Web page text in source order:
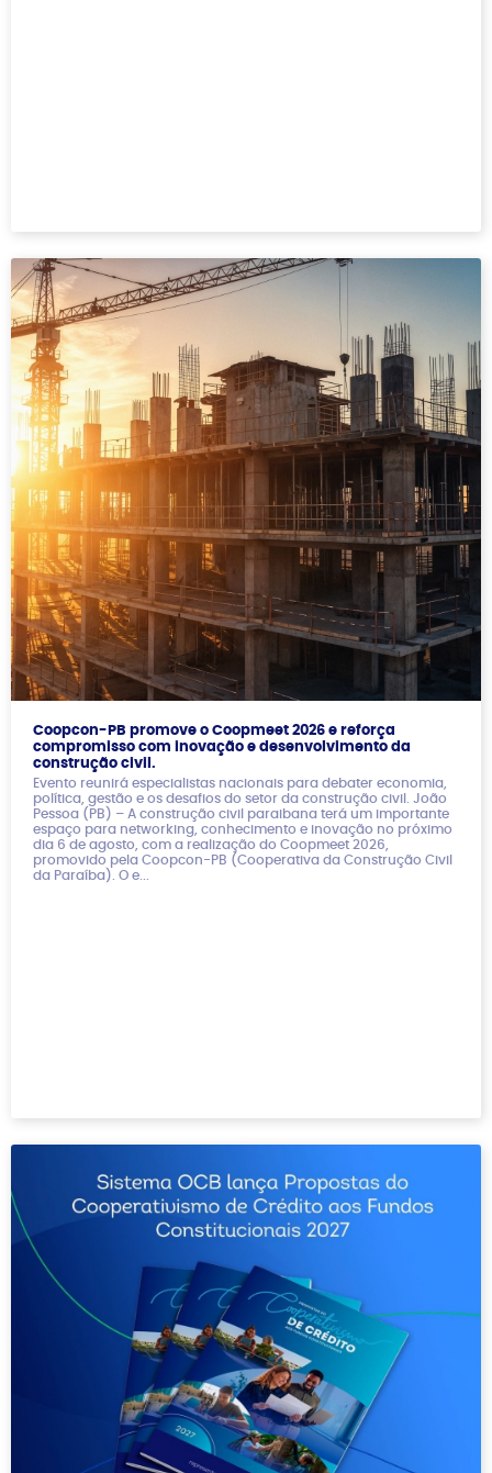
Coopcon-PB promove o Coopmeet 2026 e reforça
compromisso com inovação e desenvolvimento da
construção civil.
Evento reunirá especialistas nacionais para debater economia,
política, gestão e os desafios do setor da construção civil. João
Pessoa (PB) – A construção civil paraibana terá um importante
espaço para networking, conhecimento e inovação no próximo
dia 6 de agosto, com a realização do Coopmeet 2026,
promovido pela Coopcon-PB (Cooperativa da Construção Civil
da Paraíba). O e...